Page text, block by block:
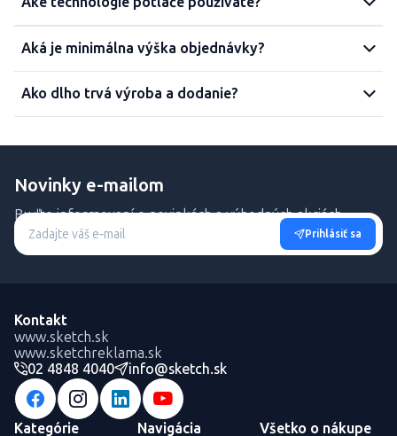
Aká je minimálna výška objednávky?
Ako dlho trvá výroba a dodanie?
Novinky e-mailom
Buďte informovaní o novinkách a výhodných akciách.
Prihlásiť sa
Kontakt
www.sketch.sk
www.sketchreklama.sk
02 4848 4040
info@sketch.sk
Kategórie Navigácia Všetko o nákupe